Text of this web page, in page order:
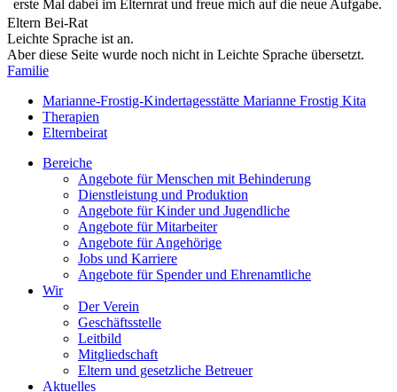
erste Mal dabei im Elternrat und freue mich auf die neue Aufgabe.
Eltern Bei-Rat
Leichte Sprache ist an.
Aber diese Seite wurde noch nicht in Leichte Sprache übersetzt.
Familie
Marianne-Frostig-Kindertagesstätte Marianne Frostig Kita
Therapien
Elternbeirat
Bereiche
Angebote für Menschen mit Behinderung
Dienstleistung und Produktion
Angebote für Kinder und Jugendliche
Angebote für Mitarbeiter
Angebote für Angehörige
Jobs und Karriere
Angebote für Spender und Ehrenamtliche
Wir
Der Verein
Geschäftsstelle
Leitbild
Mitgliedschaft
Eltern und gesetzliche Betreuer
Aktuelles